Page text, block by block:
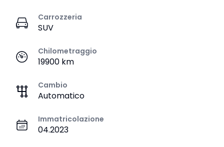
Carrozzeria
SUV
Chilometraggio
19900 km
Cambio
Automatico
Immatricolazione
04.2023